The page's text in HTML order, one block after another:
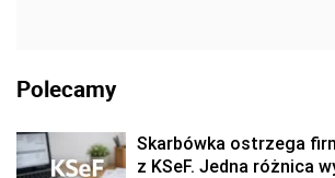
Polecamy
Skarbówka ostrzega
z KSeF. Jedna różnica